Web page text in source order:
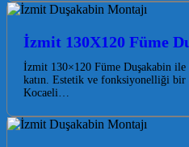
İzmit 130X120 Füme
İzmit 130×120 Füme Duşakabin
katın. Estetik ve fonksiyonelliği bir
Kocaeli…